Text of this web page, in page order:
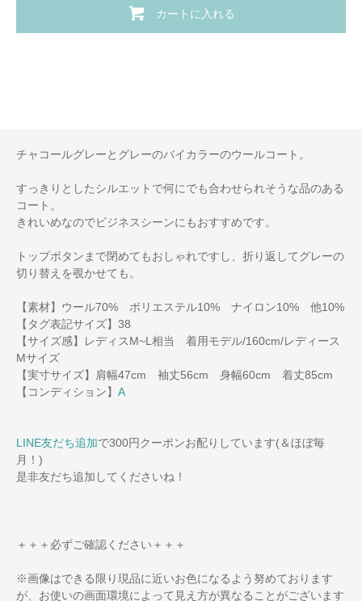
カートに入れる
チャコールグレーとグレーのバイカラーのウールコート。
すっきりとしたシルエットで何にでも合わせられそうな品のある
コート。
きれいめなのでビジネスシーンにもおすすめです。
トップボタンまで閉めてもおしゃれですし、折り返してグレーの
切り替えを覗かせても。
【素材】ウール70% ポリエステル10% ナイロン10% 他10%
【タグ表記サイズ】38
【サイズ感】レディスM~L相当 着用モデル/160cm/レディース
Mサイズ
【実寸サイズ】肩幅47cm 袖丈56cm 身幅60cm 着丈85cm
【コンディション】 A
LINE友だち追加で300円クーポンお配りしています(＆ほぼ毎
月！)
是非友だち追加してくださいね！
＋＋＋必ずご確認ください＋＋＋
※画像はできる限り現品に近いお色になるよう努めております
が、お使いの画面環境によって見え方が異なることがございます